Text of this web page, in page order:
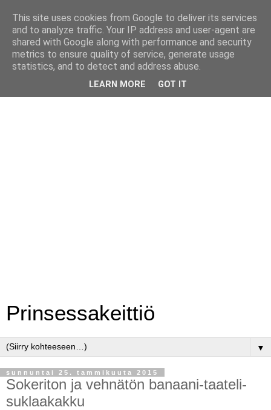
Prinsessakeittiö
▼
sunnuntai 25. tammikuuta 2015
Sokeriton ja vehnätön banaani-taateli-
suklaakakku
This site uses cookies from Google to deliver its services
and to analyze traffic. Your IP address and user-agent are
shared with Google along with performance and security
metrics to ensure quality of service, generate usage
statistics, and to detect and address abuse.
LEARN MORE GOT IT